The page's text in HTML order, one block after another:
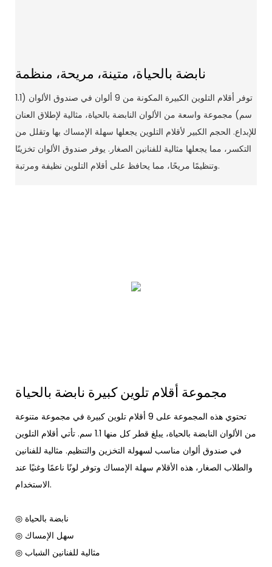
نابضة بالحياة، متينة، مريحة، منظمة
توفر أقلام التلوين الكبيرة المكونة من 9 ألوان في صندوق الألوان (1.1
سم) مجموعة واسعة من الألوان النابضة بالحياة، مثالية لإطلاق العنان
للإبداع. الحجم الكبير لأقلام التلوين يجعلها سهلة الإمساك بها وتقلل من
التكسر، مما يجعلها مثالية للفنانين الصغار. يوفر صندوق الألوان تخزينًا
وتنظيمًا مريحًا، مما يحافظ على أقلام التلوين نظيفة ومرتبة.
تحتوي هذه المجموعة على 9 أقلام تلوين كبيرة في مجموعة متنوعة
من الألوان النابضة بالحياة، يبلغ قطر كل منها 1.1 سم. تأتي أقلام التلوين
في صندوق ألوان مناسب لسهولة التخزين والتنظيم. مثالية للفنانين
والطلاب الصغار، هذه الأقلام سهلة الإمساك وتوفر لونًا ناعمًا وغنيًا عند
الاستخدام.
◎ سهل الإمساك
◎ مثالية للفنانين الشباب